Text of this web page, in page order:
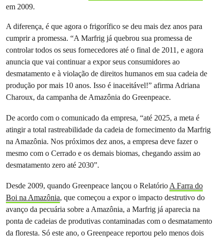
em 2009.
A diferença, é que agora o frigorífico se deu mais dez anos para
cumprir a promessa. “A Marfrig já quebrou sua promessa de
controlar todos os seus fornecedores até o final de 2011, e agora
anuncia que vai continuar a expor seus consumidores ao
desmatamento e à violação de direitos humanos em sua cadeia de
produção por mais 10 anos. Isso é inaceitável!” afirma Adriana
Charoux, da campanha de Amazônia do Greenpeace.
De acordo com o comunicado da empresa, “até 2025, a meta é
atingir a total rastreabilidade da cadeia de fornecimento da Marfrig
na Amazônia. Nos próximos dez anos, a empresa deve fazer o
mesmo com o Cerrado e os demais biomas, chegando assim ao
desmatamento zero até 2030”.
Desde 2009, quando Greenpeace lançou o RelatórioA Farra do
Boi na Amazônia, que começou a expor o impacto destrutivo do
avanço da pecuária sobre a Amazônia, a Marfrig já aparecia na
ponta de cadeias de produtivas contaminadas com o desmatamento
da floresta. Só este ano, o Greenpeace reportou pelo menos dois